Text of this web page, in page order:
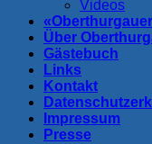
Videos
Über
Gästebuch
Links
Kontakt
Impressum
Presse